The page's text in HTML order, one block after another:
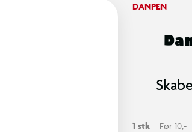
DANPEN
1 stk Før 10,-